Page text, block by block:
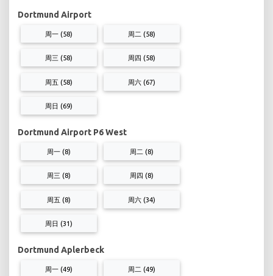
Dortmund Airport
周一 (58) 周二 (58)
周三 (58) 周四 (58)
周五 (58) 周六 (67)
周日 (69)
Dortmund Airport P6 West
周一 (8) 周二 (8)
周三 (8) 周四 (8)
周五 (8) 周六 (34)
周日 (31)
Dortmund Aplerbeck
周一 (49) 周二 (49)